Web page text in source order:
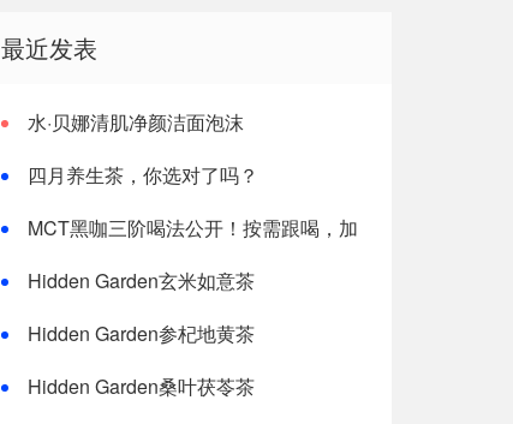
最近发表
水·贝娜清肌净颜洁面泡沫
四月养生茶，你选对了吗？
MCT黑咖三阶喝法公开！按需跟喝，加
Hidden Garden玄米如意茶
Hidden Garden参杞地黄茶
Hidden Garden桑叶茯苓茶